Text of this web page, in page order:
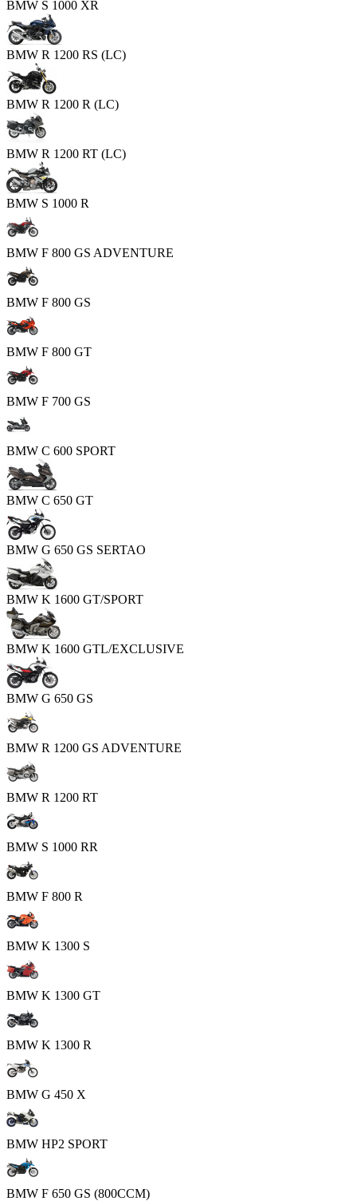
BMW S 1000 XR
BMW R 1200 RS (LC)
BMW R 1200 R (LC)
BMW R 1200 RT (LC)
BMW S 1000 R
BMW F 800 GS ADVENTURE
BMW F 800 GS
BMW F 800 GT
BMW F 700 GS
BMW C 600 SPORT
BMW C 650 GT
BMW G 650 GS SERTAO
BMW K 1600 GT/SPORT
BMW K 1600 GTL/EXCLUSIVE
BMW G 650 GS
BMW R 1200 GS ADVENTURE
BMW R 1200 RT
BMW S 1000 RR
BMW F 800 R
BMW K 1300 S
BMW K 1300 GT
BMW K 1300 R
BMW G 450 X
BMW HP2 SPORT
BMW F 650 GS (800CCM)